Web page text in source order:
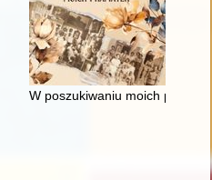
do uzdrowisk rodziny
W poszukiwaniu moich